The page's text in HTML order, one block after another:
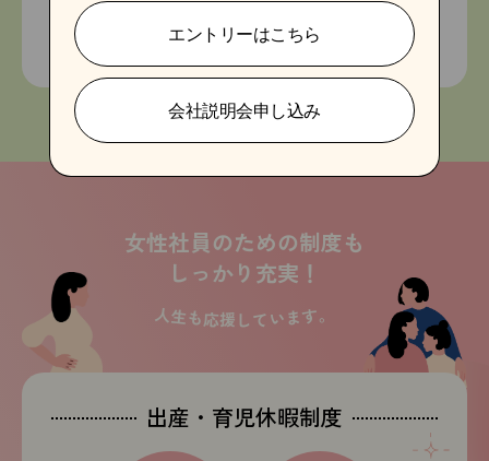
女性社員のための制度も
しっかり充実！
人生も応援しています。
出産・育児休暇制度
エントリーはこちら
会社説明会申し込み